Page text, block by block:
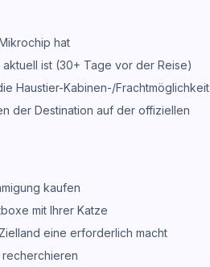
hat
ist (30+ Tage vor der Reise)
Haustier-Kabinen-/Frachtmöglichkeit
der Destination auf der offiziellen
kaufen
mit Ihrer Katze
eine erforderlich macht